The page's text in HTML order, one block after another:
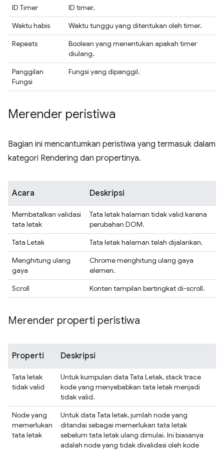
ID Timer
ID timer.
Waktu habis
Waktu tunggu yang ditentukan oleh timer.
Repeats
Boolean yang menentukan apakah timer
diulang.
Panggilan
Fungsi
Fungsi yang dipanggil.
Merender peristiwa
Bagian ini mencantumkan peristiwa yang termasuk dalam
kategori Rendering dan propertinya.
Acara Deskripsi
Membatalkan validasi
tata letak
Tata letak halaman tidak valid karena
perubahan DOM.
Tata Letak
Tata letak halaman telah dijalankan.
Menghitung ulang
gaya
Chrome menghitung ulang gaya
elemen.
Scroll
Konten tampilan bertingkat di-scroll.
Merender properti peristiwa
Properti Deskripsi
Tata letak
tidak valid
Untuk kumpulan data Tata Letak, stack trace
kode yang menyebabkan tata letak menjadi
tidak valid.
Node yang
memerlukan
tata letak
Untuk data Tata letak, jumlah node yang
ditandai sebagai memerlukan tata letak
sebelum tata letak ulang dimulai. Ini biasanya
adalah node yang tidak divalidasi oleh kode